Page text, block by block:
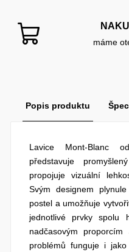
máme
Popis produktu
Lavice Mont-Blanc
představuje
propojuje vizuální
Svým designem
postel a umožňuje
jednotlivé prvky spolu
nadčasovým
problémů funguje i